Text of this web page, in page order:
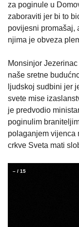
za poginule u
zaboraviti jer bi to
povijesni promašaj,
njima je obveza
Monsinjor
naše sretne
ljudskoj sudbini jer
svete mise
je predvodio
poginulim
polaganjem vijenca
crkve Sveta mati
– / 15